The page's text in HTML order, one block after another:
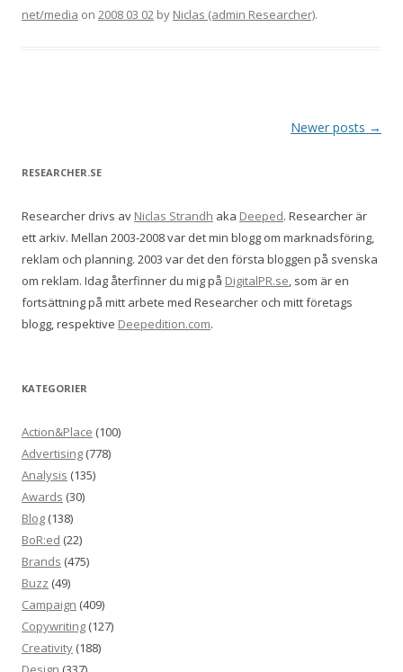
net/media on 2008 03 02 by Niclas (admin Researcher).
Newer posts →
RESEARCHER.SE
Researcher drivs av Niclas Strandh aka Deeped. Researcher är
ett arkiv. Mellan 2003-2008 var det min blogg om marknadsföring,
reklam och planning. 2003 var det den första bloggen på svenska
om reklam. Idag återfinner du mig på DigitalPR.se, som är en
fortsättning på mitt arbete med Researcher och mitt företags
blogg, respektive Deepedition.com.
KATEGORIER
Action&Place (100)
Advertising (778)
Analysis (135)
Awards (30)
Blog (138)
BoR:ed (22)
Brands (475)
Buzz (49)
Campaign (409)
Copywriting (127)
Creativity (188)